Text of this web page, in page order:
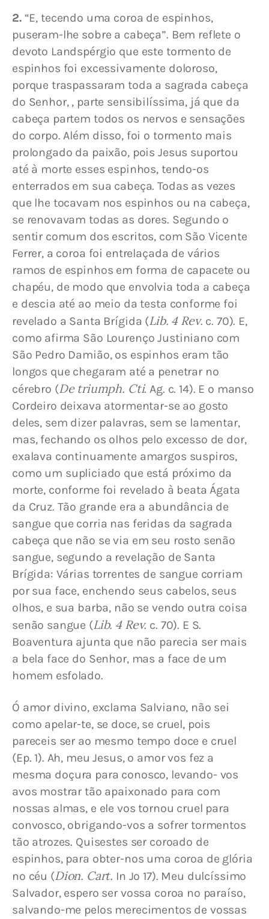
2. “E, tecendo uma coroa de espinhos,
puseram-lhe sobre a cabeça”. Bem reflete o
devoto Landspérgio que este tormento de
espinhos foi excessivamente doloroso,
porque traspassaram toda a sagrada cabeça
do Senhor, , parte sensibilíssima, já que da
cabeça partem todos os nervos e sensações
do corpo. Além disso, foi o tormento mais
prolongado da paixão, pois Jesus suportou
até à morte esses espinhos, tendo-os
enterrados em sua cabeça. Todas as vezes
que lhe tocavam nos espinhos ou na cabeça,
se renovavam todas as dores. Segundo o
sentir comum dos escritos, com São Vicente
Ferrer, a coroa foi entrelaçada de vários
ramos de espinhos em forma de capacete ou
chapéu, de modo que envolvia toda a cabeça
e descia até ao meio da testa conforme foi
revelado a Santa Brígida (Lib. 4 Rev. c. 70). E,
como afirma São Lourenço Justiniano com
São Pedro Damião, os espinhos eram tão
longos que chegaram até a penetrar no
cérebro (De triumph. Cti. Ag. c. 14). E o manso
Cordeiro deixava atormentar-se ao gosto
deles, sem dizer palavras, sem se lamentar,
mas, fechando os olhos pelo excesso de dor,
exalava continuamente amargos suspiros,
como um supliciado que está próximo da
morte, conforme foi revelado à beata Ágata
da Cruz. Tão grande era a abundância de
sangue que corria nas feridas da sagrada
cabeça que não se via em seu rosto senão
sangue, segundo a revelação de Santa
Brígida: Várias torrentes de sangue corriam
por sua face, enchendo seus cabelos, seus
olhos, e sua barba, não se vendo outra coisa
senão sangue (Lib. 4 Rev. c. 70). E S.
Boaventura ajunta que não parecia ser mais
a bela face do Senhor, mas a face de um
homem esfolado.
Ó amor divino, exclama Salviano, não sei
como apelar-te, se doce, se cruel, pois
pareceis ser ao mesmo tempo doce e cruel
(Ep. 1). Ah, meu Jesus, o amor vos fez a
mesma doçura para conosco, levando- vos
avos mostrar tão apaixonado para com
nossas almas, e ele vos tornou cruel para
convosco, obrigando-vos a sofrer tormentos
tão atrozes. Quisestes ser coroado de
espinhos, para obter-nos uma coroa de glória
no céu (Dion. Cart. In Jo 17). Meu dulcíssimo
Salvador, espero ser vossa coroa no paraíso,
salvando-me pelos merecimentos de vossas